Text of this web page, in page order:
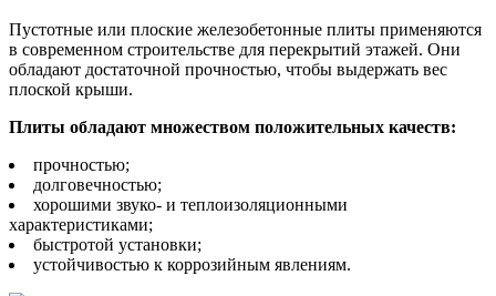
Пустотные или плоские железобетонные плиты применяются
в современном строительстве для перекрытий этажей. Они
обладают достаточной прочностью, чтобы выдержать вес
плоской крыши.
Плиты обладают множеством положительных качеств:
прочностью;
долговечностью;
хорошими звуко- и теплоизоляционными
характеристиками;
быстротой установки;
устойчивостью к коррозийным явлениям.